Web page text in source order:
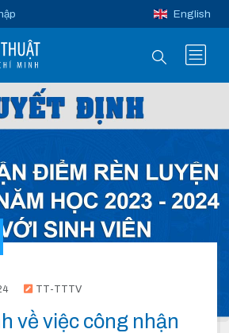
English
TT-TTTV
về việc công nhận